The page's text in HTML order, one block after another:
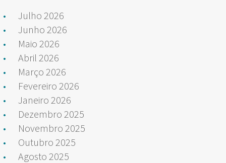
Julho 2026
Junho 2026
Maio 2026
Abril 2026
Março 2026
Fevereiro 2026
Janeiro 2026
Dezembro 2025
Novembro 2025
Outubro 2025
Agosto 2025